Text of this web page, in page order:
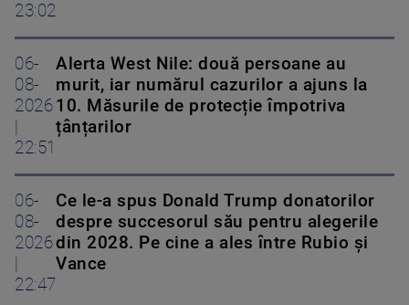
23:02
06-
08-
2026
22:51
Alerta West Nile: două persoane au
murit, iar numărul cazurilor a ajuns la
10. Măsurile de protecție împotriva
țânțarilor
06-
08-
2026
22:47
Ce le-a spus Donald Trump donatorilor
despre succesorul său pentru alegerile
din 2028. Pe cine a ales între Rubio și
Vance